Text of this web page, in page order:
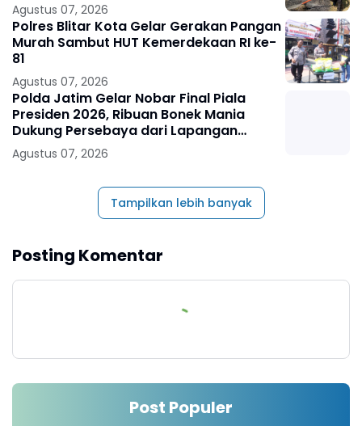
Agustus 07, 2026
Polres Blitar Kota Gelar Gerakan Pangan
Murah Sambut HUT Kemerdekaan RI ke-
81
Agustus 07, 2026
Polda Jatim Gelar Nobar Final Piala
Presiden 2026, Ribuan Bonek Mania
Dukung Persebaya dari Lapangan
Mapolda
Agustus 07, 2026
Tampilkan lebih banyak
Posting Komentar
Post Populer